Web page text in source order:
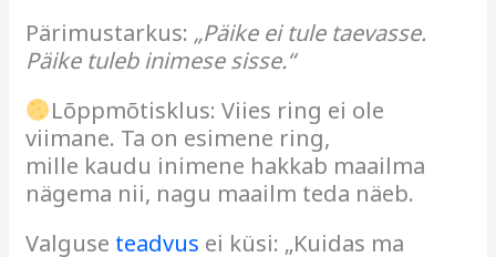
Pärimustarkus: „Päike ei tule taevasse.
Päike tuleb inimese sisse.“
Lõppmõtisklus: Viies ring ei ole
viimane. Ta on esimene ring,
mille kaudu inimene hakkab maailma
nägema nii, nagu maailm teda näeb.
Valguse teadvus ei küsi: „Kuidas ma